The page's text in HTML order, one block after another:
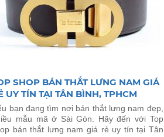
SHOP BÁN THẮT LƯNG NAM GIÁ
UY TÍN TẠI TÂN BÌNH, TPHCM
bạn đang tìm nơi bán thắt lưng nam đẹp,
mẫu mã ở Sài Gòn. Hãy đến với Top
bán thắt lưng nam giá rẻ uy tín tại Tân